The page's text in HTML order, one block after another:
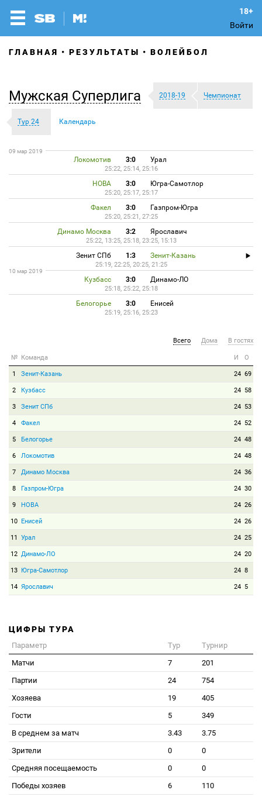
Войти
ГЛАВНАЯ РЕЗУЛЬТАТЫ ВОЛЕЙБОЛ
Мужская Суперлига 2018-19 Чемпионат
Тур 24 Календарь
09 мар 2019
Локомотив 3:0 Урал
25:22, 25:14, 25:16
НОВА 3:0 Югра-Самотлор
25:20, 25:17, 25:17
Факел 3:0 Газпром-Югра
25:20, 25:21, 27:25
Динамо Москва 3:2 Ярославич
25:22, 13:25, 25:18, 23:25, 15:13
Зенит СПб 1:3 Зенит-Казань
25:19, 22:25, 20:25, 21:25
10 мар 2019
Кузбасс 3:0 Динамо-ЛО
25:18, 25:22, 25:18
Белогорье 3:0 Енисей
25:19, 25:16, 25:23
Всего Дома В гостях
№ Команда И О
1 Зенит-Казань 24 69
2 Кузбасс 24 58
3 Зенит СПб 24 53
4 Факел 24 52
5 Белогорье 24 48
6 Локомотив 24 48
7 Динамо Москва 24 36
8 Газпром-Югра 24 30
9 НОВА 24 26
10 Енисей 24 26
11 Урал 24 25
12 Динамо-ЛО 24 20
13 Югра-Самотлор 24 8
14 Ярославич 24 5
ЦИФРЫ ТУРА
Параметр Тур
Турнир
Матчи
7
201
Партии
24
754
Хозяева
19
405
Гости
5
349
В среднем за матч
3.43
3.75
Зрители
0
0
Средняя посещаемость
0
0
Победы хозяев
6
110